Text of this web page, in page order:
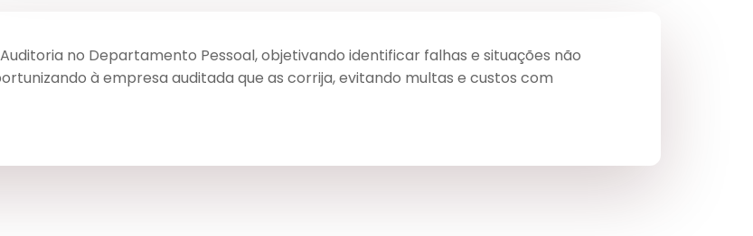
no Departamento Pessoal, objetivando identificar falhas e situações não
à empresa auditada que as corrija, evitando multas e custos com